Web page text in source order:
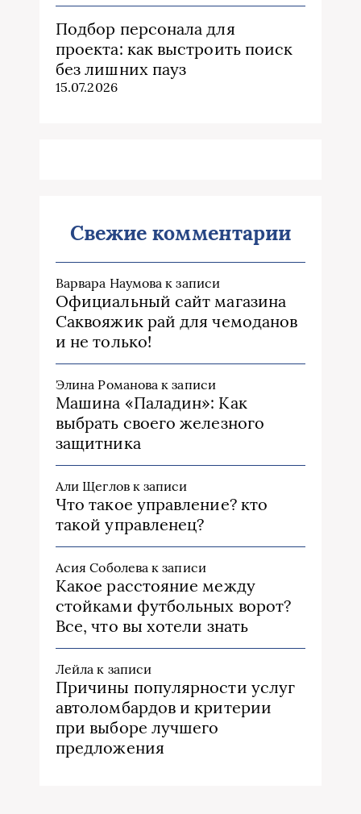
Подбор персонала для
проекта: как выстроить поиск
без лишних пауз
15.07.2026
Свежие комментарии
Варвара Наумова к записи
Официальный сайт магазина
Саквояжик рай для чемоданов
и не только!
Элина Романова к записи
Машина «Паладин»: Как
выбрать своего железного
защитника
Али Щегловк записи
Что такое управление? кто
такой управленец?
Асия Соболева к записи
Какое расстояние между
стойками футбольных ворот?
Все, что вы хотели знать
Лейла к записи
Причины популярности услуг
автоломбардов и критерии
при выборе лучшего
предложения